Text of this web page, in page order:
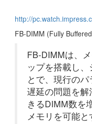
http://
FB-DIMM (Fully
FB-DIMMは、
ップを搭載し
とで、現行の
遅延の問題を
きるDIMM数を
メモリを可能と